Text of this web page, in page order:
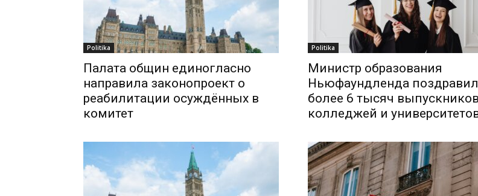
Politika
Палата общин единогласно
направила законопроект о
реабилитации осуждённых в
комитет
Politika
Министр образования
Ньюфаундленда поздравил
более 6 тысяч выпускников
колледжей и